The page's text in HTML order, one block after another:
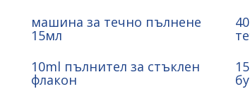
машина за течно пълнене
15мл
10ml пълнител за стъклен
флакон